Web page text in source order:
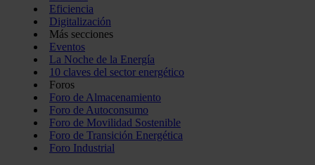
Eficiencia
Digitalización
Más secciones
Eventos
La Noche de la Energía
10 claves del sector energético
Foros
Foro de Almacenamiento
Foro de Autoconsumo
Foro de Movilidad Sostenible
Foro de Transición Energética
Foro Industrial